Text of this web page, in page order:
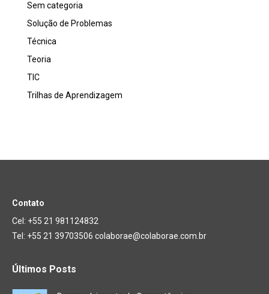
Sem categoria
Solução de Problemas
Técnica
Teoria
TIC
Trilhas de Aprendizagem
Contato
Cel: +55 21 981124832
Tel: +55 21 39703506 colaborae@colaborae.com.br
Últimos Posts